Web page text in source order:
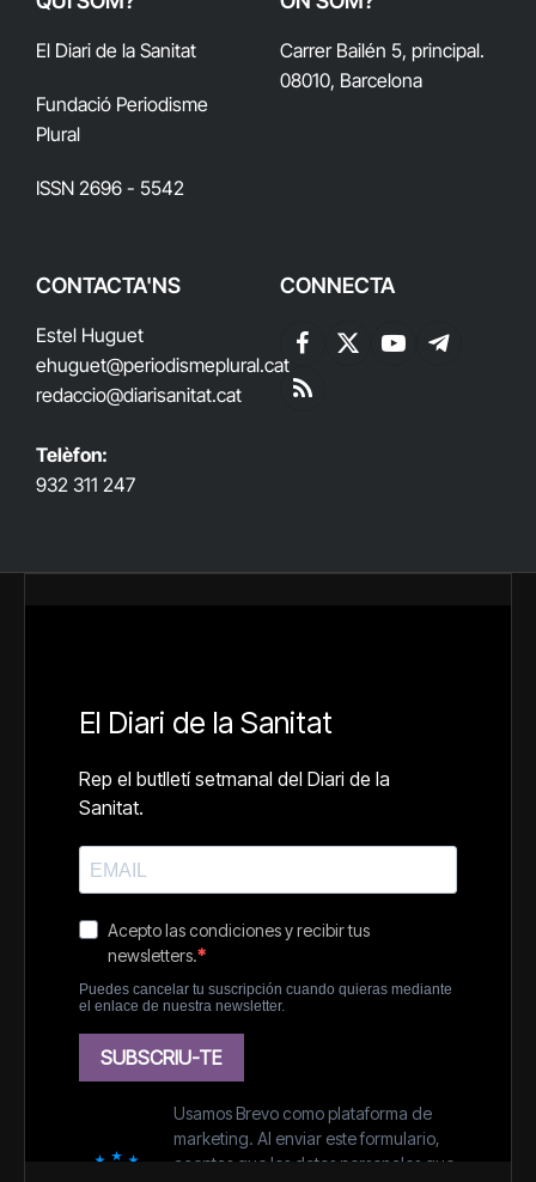
El Diari de la Sanitat
Fundació Periodisme
Plural
ISSN 2696 - 5542
Carrer Bailén 5, principal.
08010, Barcelona
CONTACTA'NS
Estel Huguet
ehuguet@periodismeplural.cat
redaccio@diarisanitat.cat
Telèfon:
932 311 247
CONNECTA
Facebook
X
YouTubeTelegram
RSS